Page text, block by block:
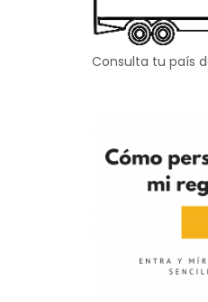
Consulta tu país